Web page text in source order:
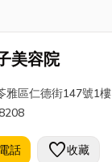
美容院
雅區仁德街147號1樓
話 favorite收藏